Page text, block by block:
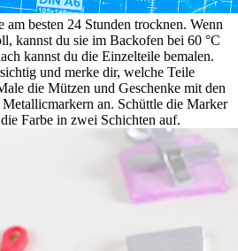
am besten 24 Stunden trocknen. Wenn
kannst du sie im Backofen bei 60 °C
kannst du die Einzelteile bemalen.
und merke dir, welche Teile
die Mützen und Geschenke mit den
an. Schüttle die Marker
Farbe in zwei Schichten auf.